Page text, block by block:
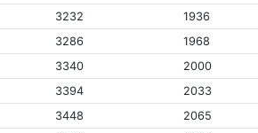
3232 1936
3286 1968
3340 2000
3394 2033
3448 2065